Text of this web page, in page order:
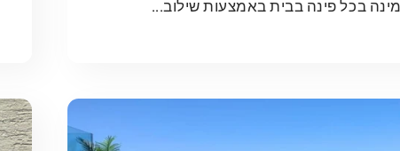
בכל פינה בבית באמצעות שילוב...